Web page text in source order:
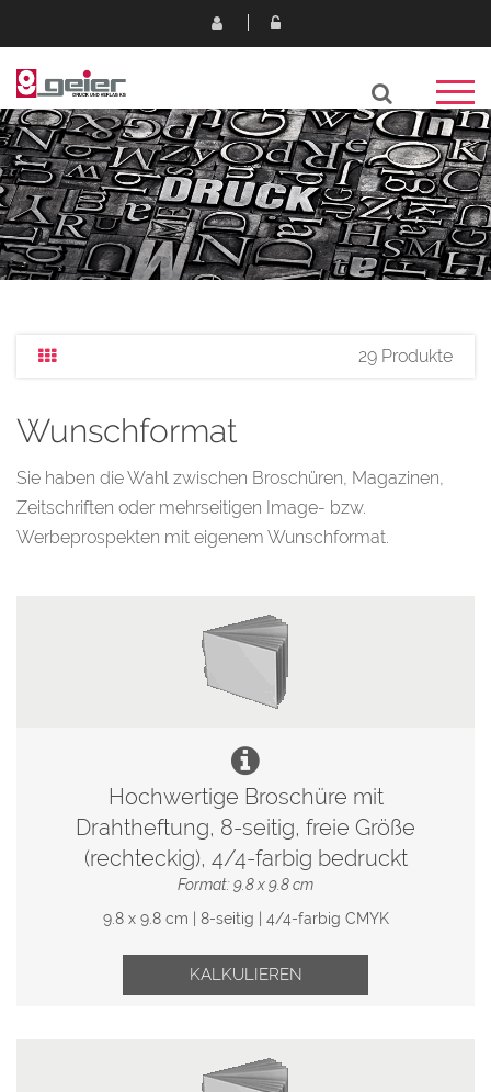
29 Produkte
Wunschformat
Sie haben die Wahl zwischen Broschüren, Magazinen,
Zeitschriften oder mehrseitigen Image- bzw.
Werbeprospekten mit eigenem Wunschformat.
Hochwertige Broschüre mit
Drahtheftung, 8-seitig, freie Größe
(rechteckig), 4/4-farbig bedruckt
Format: 9.8 x 9.8 cm
9.8 x 9.8 cm | 8-seitig | 4/4-farbig CMYK
KALKULIEREN